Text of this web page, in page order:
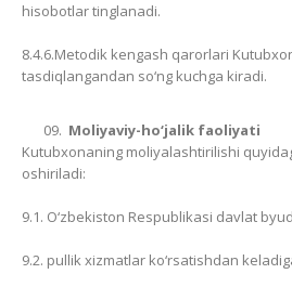
hisobotlar tinglanadi.
8.4.6.Metodik kengash qarorlari
tasdiqlangandan so‘ng kuchga kiradi.
Moliyaviy-ho‘jalik faoliyati
Kutubxonaning moliyalashtirilishi
oshiriladi:
9.1. O‘zbekiston Respublikasi davlat
9.2. pullik xizmatlar ko‘rsatishdan